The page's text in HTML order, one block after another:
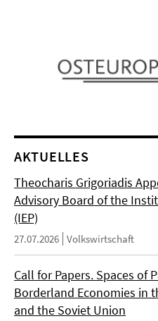
AKTUELLES
Theocharis Grigoriadis
Advisory Board of the
(IEP)
27.07.2026 Volkswirtschaft
Call for Papers. Spaces of
Borderland Economies in
and the Soviet Union